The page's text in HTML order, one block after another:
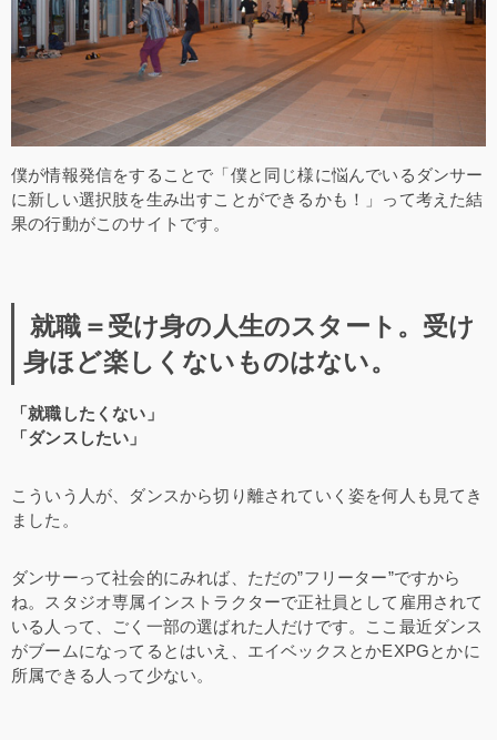
僕が情報発信をすることで「僕と同じ様に悩んでいるダンサー
に新しい選択肢を生み出すことができるかも！」って考えた結
果の行動がこのサイトです。
就職＝受け身の人生のスタート。受け
身ほど楽しくないものはない。
「就職したくない」
「ダンスしたい」
こういう人が、ダンスから切り離されていく姿を何人も見てき
ました。
ダンサーって社会的にみれば、ただの”フリーター”ですから
ね。スタジオ専属インストラクターで正社員として雇用されて
いる人って、ごく一部の選ばれた人だけです。ここ最近ダンス
がブームになってるとはいえ、エイベックスとかEXPGとかに
所属できる人って少ない。